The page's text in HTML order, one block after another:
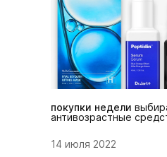
покупки недели
антивозрастные
14 июля 2022